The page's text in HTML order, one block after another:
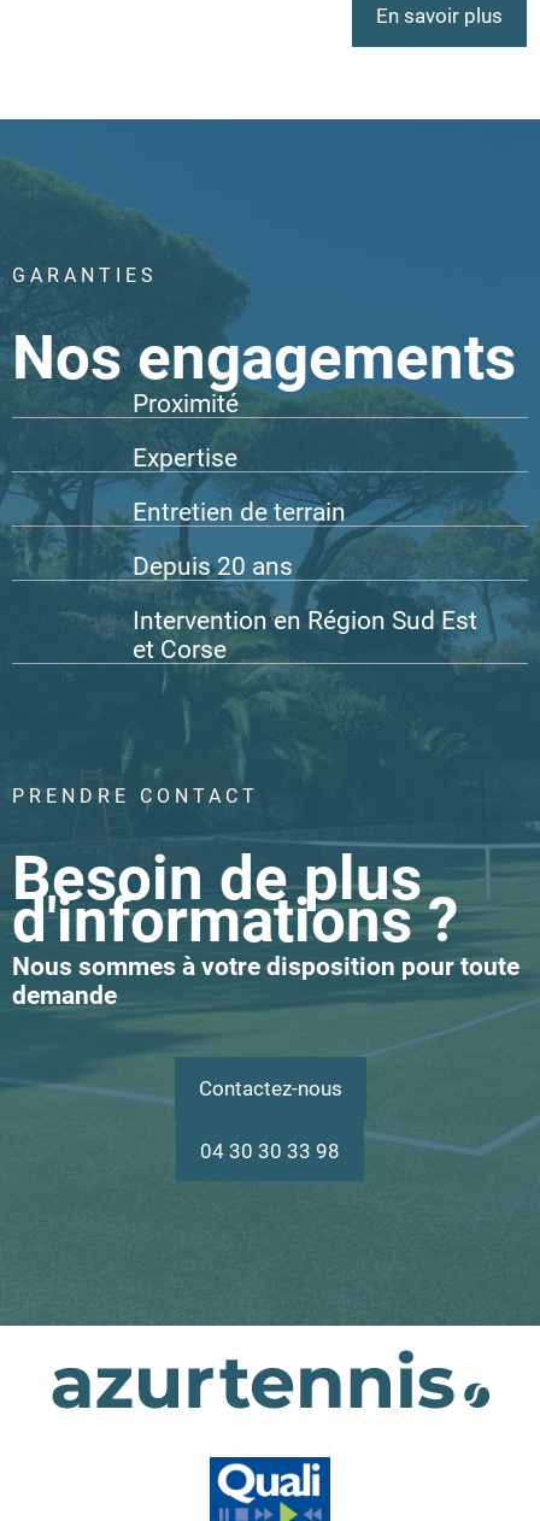
En savoir plus
GARANTIES
Nos engagements
Proximité
Expertise
Entretien de terrain
Depuis 20 ans
Intervention en Région Sud Est
et Corse
PRENDRE CONTACT
Besoin de plus
d'informations ?
Nous sommes à votre disposition pour toute
demande
Contactez-nous
04 30 30 33 98